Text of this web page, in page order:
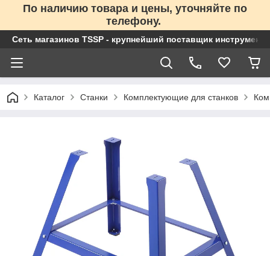
По наличию товара и цены, уточняйте по
телефону.
Сеть магазинов TSSP - крупнейший поставщик
Каталог Станки Комплектующие для станков